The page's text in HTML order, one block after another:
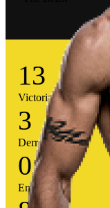
13
Victorias
3
Derrotas
0
Empates